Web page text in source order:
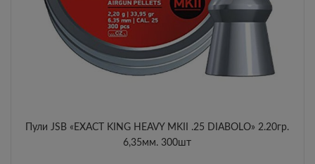
Пули JSB «EXACT KING HEAVY MKII .25 DIABOLO» 2.20гр.
6,35мм. 300шт